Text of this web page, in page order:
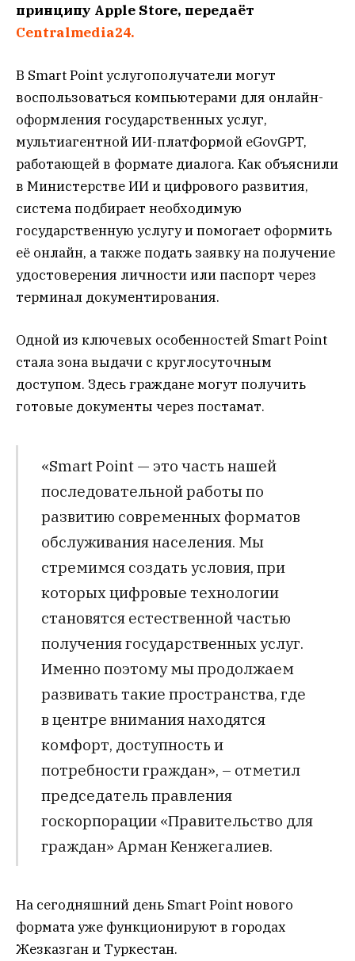
принципу Apple Store, передаёт
Centralmedia24.
В Smart Point услугополучатели могут
воспользоваться компьютерами для онлайн-
оформления государственных услуг,
мультиагентной ИИ-платформой eGovGPT,
работающей в формате диалога. Как объяснили
в Министерстве ИИ и цифрового развития,
система подбирает необходимую
государственную услугу и помогает оформить
её онлайн, а также подать заявку на получение
удостоверения личности или паспорт через
терминал документирования.
Одной из ключевых особенностей Smart Point
стала зона выдачи с круглосуточным
доступом. Здесь граждане могут получить
готовые документы через постамат.
«Smart Point — это часть нашей
последовательной работы по
развитию современных форматов
обслуживания населения. Мы
стремимся создать условия, при
которых цифровые технологии
становятся естественной частью
получения государственных услуг.
Именно поэтому мы продолжаем
развивать такие пространства, где
в центре внимания находятся
комфорт, доступность и
потребности граждан», – отметил
председатель правления
госкорпорации «Правительство для
граждан» Арман Кенжегалиев.
На сегодняшний день Smart Point нового
формата уже функционируют в городах
Жезказган и Туркестан.